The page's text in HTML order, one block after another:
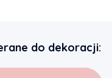
do dekoracji: